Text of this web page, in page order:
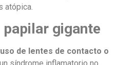
atópica.
gigante
uso de lentes de contacto o